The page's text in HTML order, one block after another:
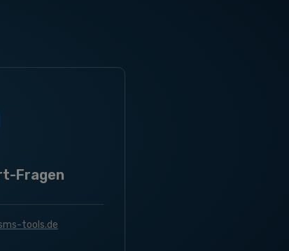
Fragen
tools.de